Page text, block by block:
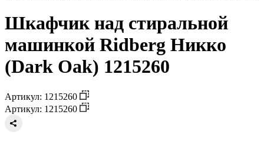
Шкафчик над стиральной
машинкой Ridberg Никко
(Dark Oak) 1215260
Артикул: 1215260
Артикул: 1215260